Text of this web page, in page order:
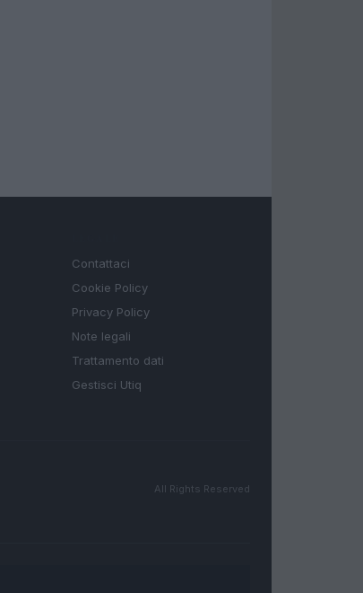
Contattaci
Cookie Policy
Privacy Policy
Note legali
Trattamento dati
Gestisci Utiq
All Rights Reserved